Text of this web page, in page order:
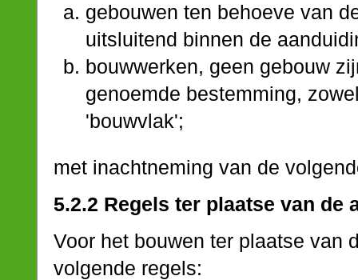
gebouwen ten behoeve van
uitsluitend binnen de
bouwwerken, geen gebouw
genoemde bestemming,
'bouwvlak';
met inachtneming van de
5.2.2 Regels ter plaatse van de
Voor het bouwen ter plaatse van
volgende regels: